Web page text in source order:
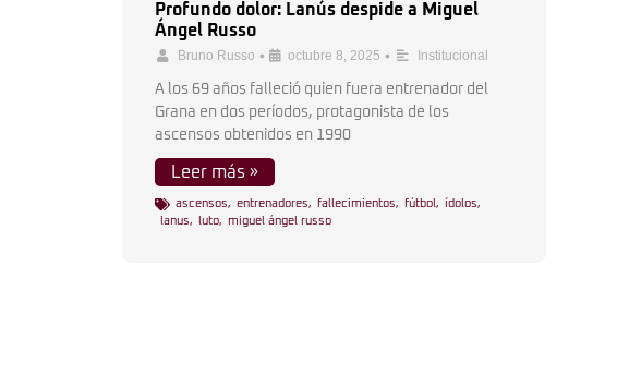
Profundo dolor: Lanús despide a Miguel
Ángel Russo
Bruno Russo • octubre 8, 2025 • Institucional
A los 69 años falleció quien fuera entrenador del
Grana en dos períodos, protagonista de los
ascensos obtenidos en 1990
Leer más »
ascensos, entrenadores, fallecimientos, fútbol , ídolos,
lanus, luto, miguel ángel russo